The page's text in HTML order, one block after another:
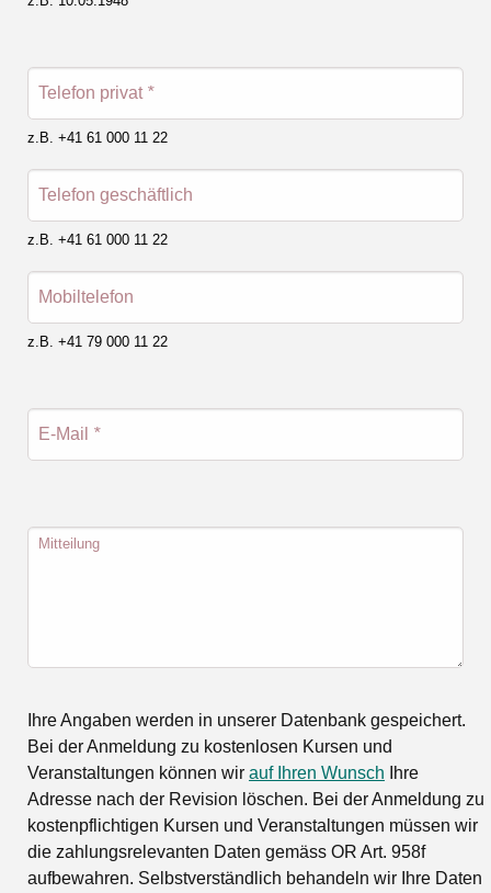
Telefon privat *
z.B. +41 61 000 11 22
Telefon geschäftlich
z.B. +41 61 000 11 22
Mobiltelefon
z.B. +41 79 000 11 22
E-Mail *
Mitteilung
Ihre Angaben werden in unserer Datenbank gespeichert.
Bei der Anmeldung zu kostenlosen Kursen und
Veranstaltungen können wir auf Ihren Wunsch Ihre
Adresse nach der Revision löschen. Bei der Anmeldung zu
kostenpflichtigen Kursen und Veranstaltungen müssen wir
die zahlungsrelevanten Daten gemäss OR Art. 958f
aufbewahren. Selbstverständlich behandeln wir Ihre Daten